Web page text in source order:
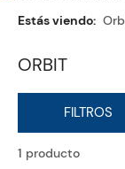
ORBIT
1 producto